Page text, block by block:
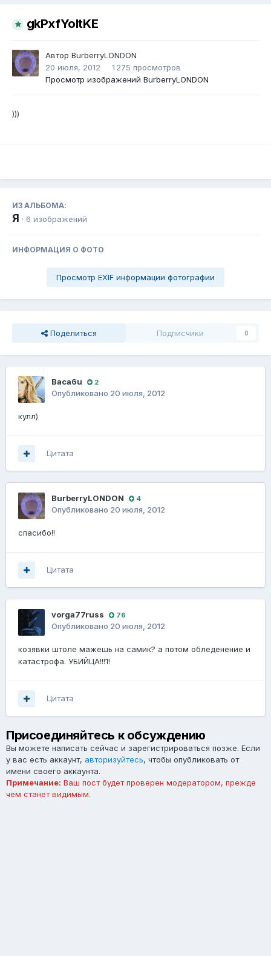
gkPxfYoItKE
Автор BurberryLONDON
20 июля, 2012
1 275 просмотров
Просмотр изображений BurberryLONDON
)))
ИЗ АЛЬБОМА:
Я · 6 изображений
ИНФОРМАЦИЯ О ФОТО
Просмотр EXIF информации фотографии
Поделиться Подписчики 0
Baca6u 2
Опубликовано 20 июля, 2012
кулл)
Цитата
BurberryLONDON 4
Опубликовано 20 июля, 2012
спасибо!!
Цитата
vorga77russ 76
Опубликовано 20 июля, 2012
козявки штоле мажешь на самик? а потом обледенение и
катастрофа. УБИЙЦА!!!1!
Цитата
Присоединяйтесь к обсуждению
Вы можете написать сейчас и зарегистрироваться позже. Если
у вас есть аккаунт, авторизуйтесь, чтобы опубликовать от
имени своего аккаунта.
Примечание: Ваш пост будет проверен модератором, прежде
чем станет видимым.